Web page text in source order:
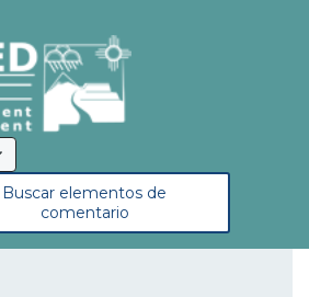
Buscar elementos de
comentario